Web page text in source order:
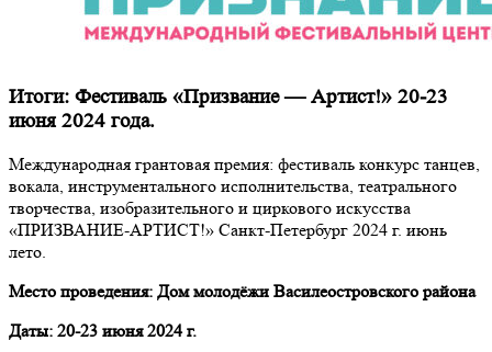
Итоги: Фестиваль «Призвание — Артист!» 20-23
июня 2024 года.
Международная грантовая премия: фестиваль конкурс танцев,
вокала, инструментального исполнительства, театрального
творчества, изобразительного и циркового искусства
«ПРИЗВАНИЕ-АРТИСТ!» Санкт-Петербург 2024 г. июнь
лето.
Место проведения: Дом молодёжи Василеостровского района
Даты: 20-23 июня 2024 г.